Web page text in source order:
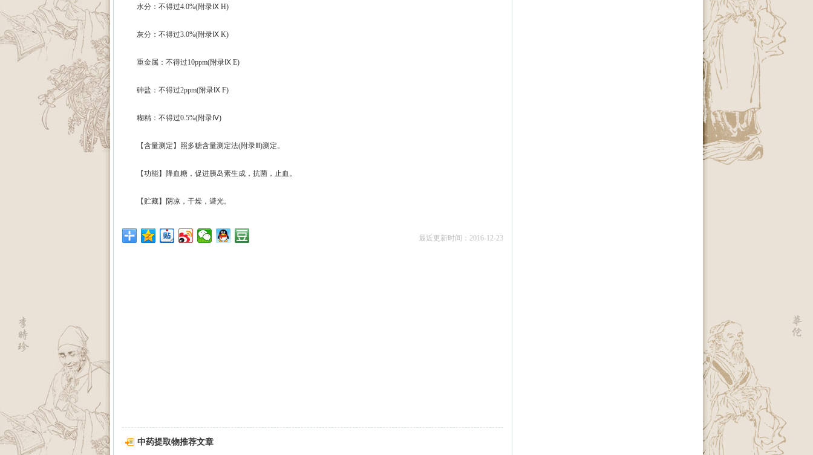
水分：不得过4.0%(附录Ⅸ H)
灰分：不得过3.0%(附录Ⅸ K)
重金属：不得过10ppm(附录Ⅸ E)
砷盐：不得过2ppm(附录Ⅸ F)
糊精：不得过0.5%(附录Ⅳ)
【含量测定】照多糖含量测定法(附录Ⅲ)测定。
【功能】降血糖，促进胰岛素生成，抗菌，止血。
【贮藏】阴凉，干燥，避光。
最近更新时间：2016-12-23
中药提取物推荐文章